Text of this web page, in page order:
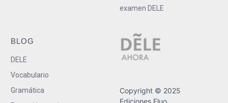
examen DELE
BLOG
DELE
Vocabulario
Gramática
Copyright © 2025
Ediciones Fluo